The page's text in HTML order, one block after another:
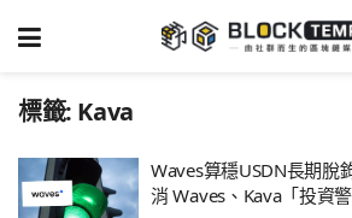
標籤: Kava
Waves算穩USDN長期脫
消 Waves、Kava「投資警